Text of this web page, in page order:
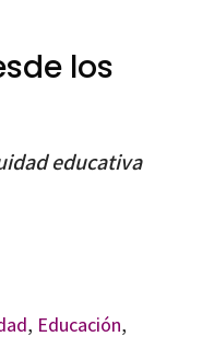
los
educativa
, Educación,